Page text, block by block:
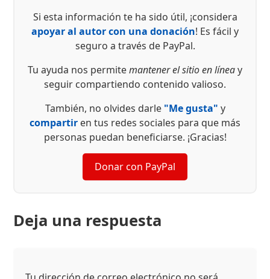
Si esta información te ha sido útil, ¡considera
apoyar al autor con una donación! Es fácil y
seguro a través de PayPal.
Tu ayuda nos permitemantener el sitio en líneay
seguir compartiendo contenido valioso.
También, no olvides darle "Me gusta" y
compartir en tus redes sociales para que más
personas puedan beneficiarse. ¡Gracias!
Donar con PayPal
Deja una respuesta